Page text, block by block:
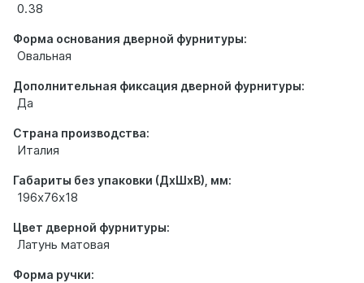
0.38
Форма основания дверной фурнитуры:
Овальная
Дополнительная фиксация дверной фурнитуры:
Да
Страна производства:
Италия
Габариты без упаковки (ДхШхВ), мм:
196х76х18
Цвет дверной фурнитуры:
Латунь матовая
Форма ручки: